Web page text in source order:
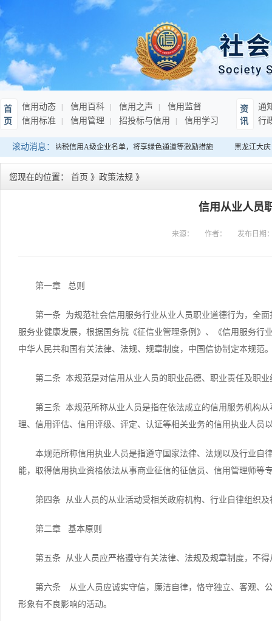
首
页
信用动态 信用百科 信用之声
信用监督
信用标准
信用管理 招投标与信用 信用学习
资
讯
通
行
滚动消息：
发布连续10年纳税信用A级企业名单，将享绿色通道等激励措施 黑龙江大庆
您现在的位置： 首页 》 政策法规 》
信用从业人员
来源： 作者： 发布日期
第一章 总则
第一条 为规范社会信用服务行业从业人员职业道德行为，全
服务业健康发展，根据国务院《征信业管理条例》、《信用服务
中华人民共和国有关法律、法规、规章制度，中国信协制定本规范
第二条 本规范是对信用从业人员的职业品德、职业责任及职
第三条 本规范所称从业人员是指在依法成立的信用服务机构
理、信用评估、信用评级、评定、认证等相关业务的信用执业人员
本规范所称信用执业人员是指遵守国家法律、法规以及行业自
能，取得信用执业资格依法从事商业征信的征信员、信用管理师等
第四条 从业人员的从业活动受相关政府机构、行业自律组织
第二章 基本原则
第五条 从业人员应严格遵守有关法律、法规及规章制度，不
第六条 从业人员应诚实守信，廉洁自律，恪守独立、客观、
形象有不良影响的活动。